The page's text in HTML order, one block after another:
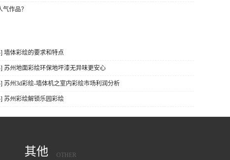
作品？
墙体彩绘的要求和特点
苏州地面彩绘环保地坪漆无异味更安心
苏州3d彩绘-墙体机之室内彩绘市场利润分析
苏州彩绘解锁乐园彩绘
其他 OTHER